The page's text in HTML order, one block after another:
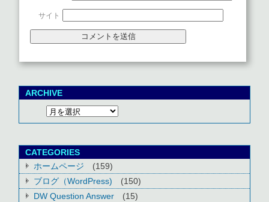
サイト
ARCHIVE
CATEGORIES
ホームページ
(159)
ブログ（WordPress)
(150)
DW Question Answer
(15)